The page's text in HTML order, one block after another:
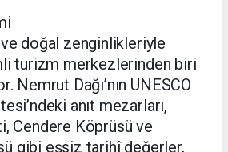
doğal zenginlikleriyle
turizm merkezlerinden biri
Nemrut Dağı’nın UNESCO
anıt mezarları,
Cendere Köprüsü ve
gibi eşsiz tarihî değerler,